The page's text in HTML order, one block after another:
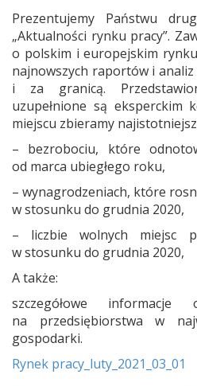
Prezentujemy Państwu
„Aktualności rynku pracy”.
o polskim i europejskim
najnowszych raportów i
i za granicą.
uzupełnione są eksperckim
miejscu zbieramy
– bezrobociu, które
od marca ubiegłego roku,
– wynagrodzeniach, które
w stosunku do grudnia 2020,
– liczbie wolnych miejsc
w stosunku do grudnia 2020,
A także:
szczegółowe
na przedsiębiorstwa w
gospodarki.
Rynek pracy_luty_2021_03_01